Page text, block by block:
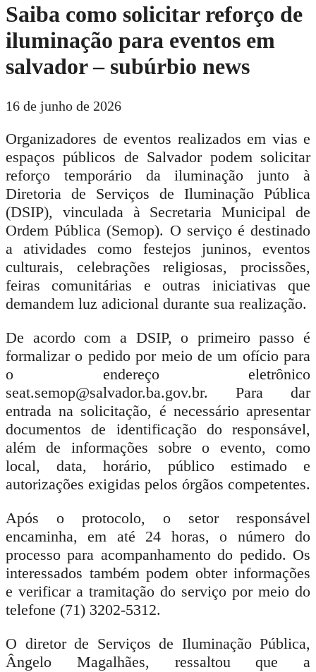
Saiba como solicitar reforço de
iluminação para eventos em
salvador – subúrbio news
16 de junho de 2026
Organizadores de eventos realizados em vias e
espaços públicos de Salvador podem solicitar
reforço temporário da iluminação junto à
Diretoria de Serviços de Iluminação Pública
(DSIP), vinculada à Secretaria Municipal de
Ordem Pública (Semop). O serviço é destinado
a atividades como festejos juninos, eventos
culturais, celebrações religiosas, procissões,
feiras comunitárias e outras iniciativas que
demandem luz adicional durante sua realização.
De acordo com a DSIP, o primeiro passo é
formalizar o pedido por meio de um ofício para
o endereço eletrônico
seat.semop@salvador.ba.gov.br. Para dar
entrada na solicitação, é necessário apresentar
documentos de identificação do responsável,
além de informações sobre o evento, como
local, data, horário, público estimado e
autorizações exigidas pelos órgãos competentes.
Após o protocolo, o setor responsável
encaminha, em até 24 horas, o número do
processo para acompanhamento do pedido. Os
interessados também podem obter informações
e verificar a tramitação do serviço por meio do
telefone (71) 3202-5312.
O diretor de Serviços de Iluminação Pública,
Ângelo Magalhães, ressaltou que a